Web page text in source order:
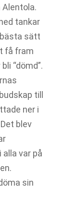
Alentola.
tankar
bästa sätt
få fram
“dömd”.
till
ner i
blev
var på
sin